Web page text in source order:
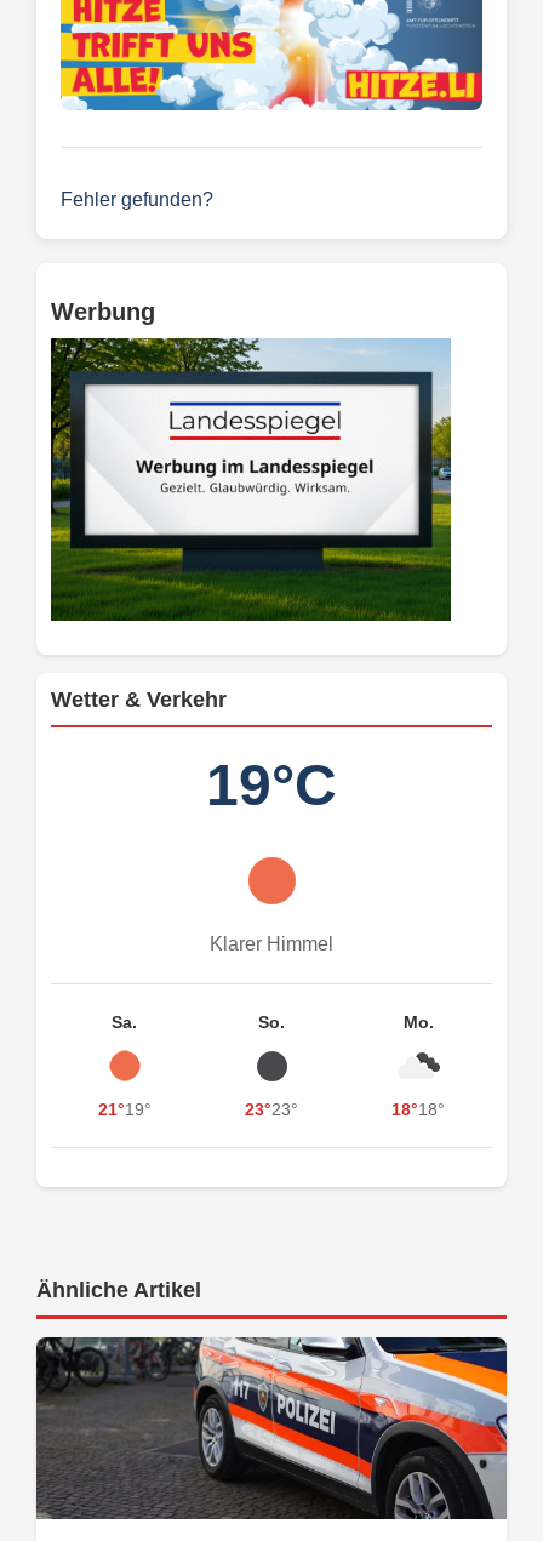
Fehler gefunden?
Werbung
Wetter & Verkehr
19°C
Klarer Himmel
Sa.
21°19°
So.
23°23°
Mo.
18°18°
Ähnliche Artikel